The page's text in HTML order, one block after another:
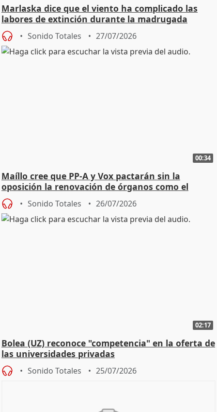
Marlaska dice que el viento ha complicado las
labores de extinción durante la madrugada
Sonido Totales 27/07/2026
00:34
Maíllo cree que PP-A y Vox pactarán sin la
oposición la renovación de órganos como el
Defensor
Sonido Totales 26/07/2026
02:17
Bolea (UZ) reconoce "competencia" en la oferta de
las universidades privadas
Sonido Totales 25/07/2026